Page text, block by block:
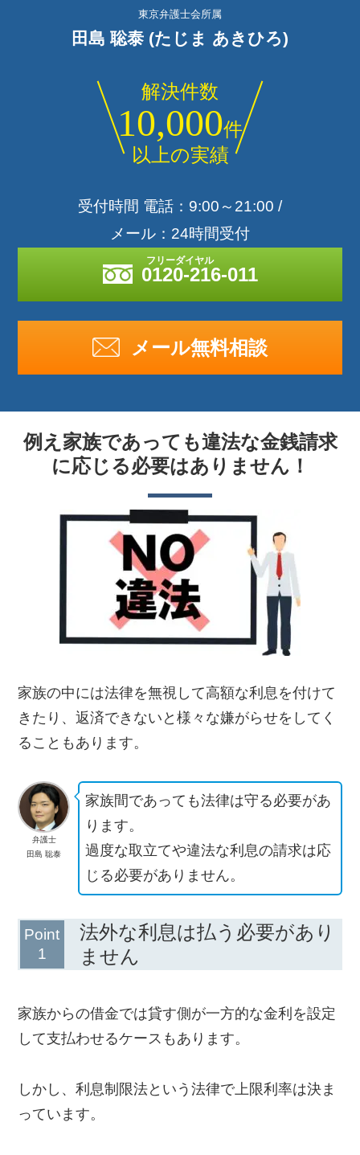
東京弁護士会所属
田島 聡泰 (たじま あきひろ)
解決件数
10,000件
以上の実績
受付時間 電話：9:00～21:00 /
メール：24時間受付
0120-216-011
メール無料相談
例え家族であっても違法な金銭請求
に応じる必要はありません！
家族の中には法律を無視して高額な利息を付けて
きたり、返済できないと様々な嫌がらせをしてく
ることもあります。
弁護士
田島 聡泰
家族間であっても法律は守る必要があ
ります。
過度な取立てや違法な利息の請求は応
じる必要がありません。
法外な利息は払う必要があり
ません
家族からの借金では貸す側が一方的な金利を設定
して支払わせるケースもあります。
しかし、利息制限法という法律で上限利率は決ま
っています。